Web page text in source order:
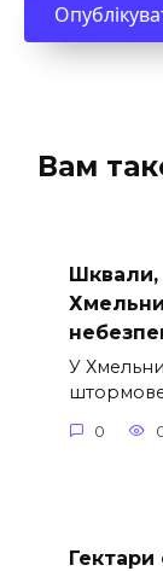
Вам
Шквали,
У
0
Гектари